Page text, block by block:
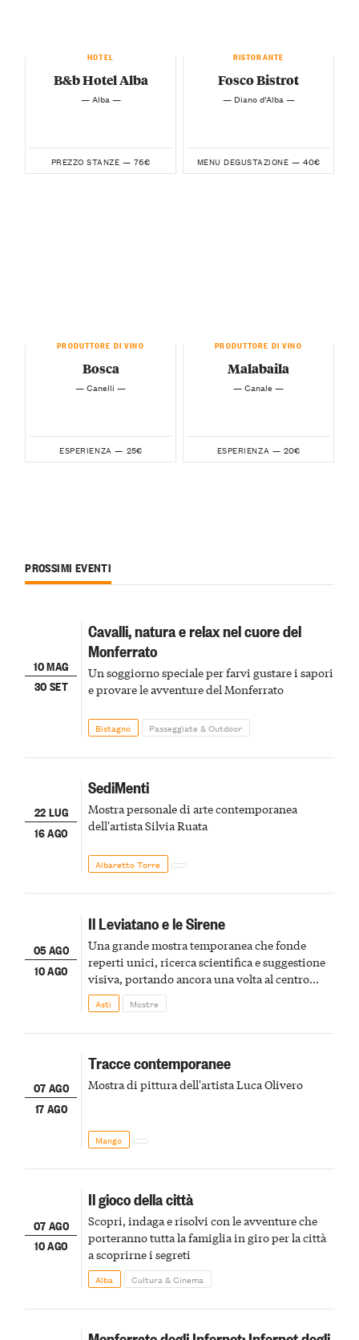
HOTEL
B&b Hotel Alba
— Alba —
PREZZO STANZE — 76€
RISTORANTE
Fosco Bistrot
— Diano d’Alba —
MENU DEGUSTAZIONE — 40€
PRODUTTORE DI VINO
Bosca
— Canelli —
ESPERIENZA — 25€
PRODUTTORE DI VINO
Malabaila
— Canale —
ESPERIENZA — 20€
PROSSIMI EVENTI
10 MAG
30 SET
Cavalli, natura e relax nel cuore del
Monferrato
Un soggiorno speciale per farvi gustare i sapori
e provare le avventure del Monferrato
Bistagno Passeggiate & Outdoor
22 LUG
16 AGO
SediMenti
Mostra personale di arte contemporanea
dell'artista Silvia Ruata
Albaretto Torre
05 AGO
10 AGO
Il Leviatano e le Sirene
Una grande mostra temporanea che fonde
reperti unici, ricerca scientifica e suggestione
visiva, portando ancora una volta al centro
della scena le meraviglie del passato astigiano
Asti Mostre
07 AGO
17 AGO
Tracce contemporanee
Mostra di pittura dell'artista Luca Olivero
Mango
07 AGO
10 AGO
Il gioco della città
Scopri, indaga e risolvi con le avventure che
porteranno tutta la famiglia in giro per la città
a scoprirne i segreti
Alba Cultura & Cinema